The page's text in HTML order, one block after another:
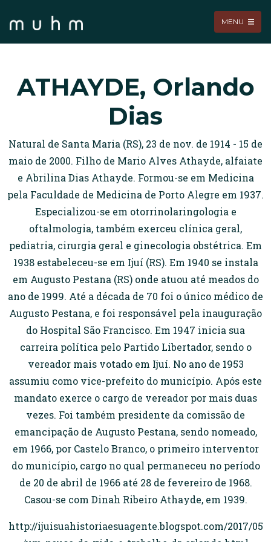
MENU
ATHAYDE, Orlando
Dias
Natural de Santa Maria (RS), 23 de nov. de 1914 - 15 de
maio de 2000. Filho de Mario Alves Athayde, alfaiate
e Abrilina Dias Athayde. Formou-se em Medicina
pela Faculdade de Medicina de Porto Alegre em 1937.
Especializou-se em otorrinolaringologia e
oftalmologia, também exerceu clínica geral,
pediatria, cirurgia geral e ginecologia obstétrica. Em
1938 estabeleceu-se em Ijuí (RS). Em 1940 se instala
em Augusto Pestana (RS) onde atuou até meados do
ano de 1999. Até a década de 70 foi o único médico de
Augusto Pestana, e foi responsável pela inauguração
do Hospital São Francisco. Em 1947 inicia sua
carreira política pelo Partido Libertador, sendo o
vereador mais votado em Ijuí. No ano de 1953
assumiu como vice-prefeito do município. Após este
mandato exerce o cargo de vereador por mais duas
vezes. Foi também presidente da comissão de
emancipação de Augusto Pestana, sendo nomeado,
em 1966, por Castelo Branco, o primeiro interventor
do município, cargo no qual permaneceu no período
de 20 de abril de 1966 até 28 de fevereiro de 1968.
Casou-se com Dinah Ribeiro Athayde, em 1939.
http://ijuisuahistoriaesuagente.blogspot.com/2017/05